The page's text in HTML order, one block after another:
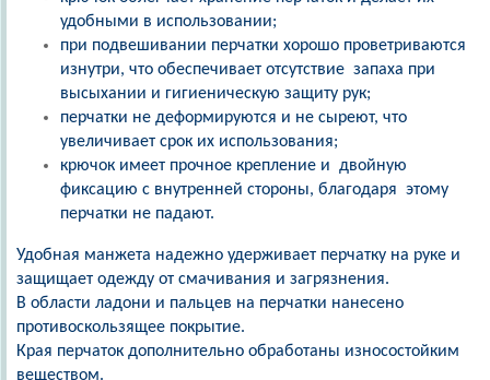
удобными в использовании;
при подвешивании перчатки хорошо проветриваются
изнутри, что обеспечивает отсутствие запаха при
высыхании и гигиеническую защиту рук;
перчатки не деформируются и не сыреют, что
увеличивает срок их использования;
крючок имеет прочное крепление и двойную
фиксацию с внутренней стороны, благодаря этому
перчатки не падают.
Удобная манжета надежно удерживает перчатку на руке и
защищает одежду от смачивания и загрязнения.
В области ладони и пальцев на перчатки нанесено
противоскользящее покрытие.
Края перчаток дополнительно обработаны износостойким
веществом.